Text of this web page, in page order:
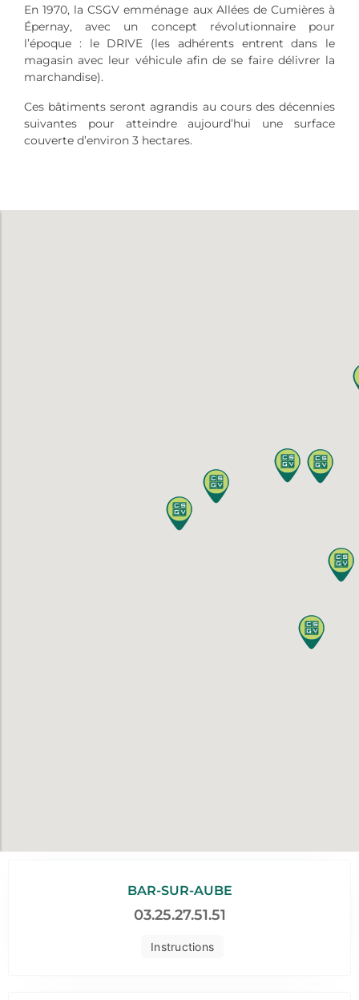
En 1970, la CSGV emménage aux Allées de Cumières à
Épernay, avec un concept révolutionnaire pour
l’époque : le DRIVE (les adhérents entrent dans le
magasin avec leur véhicule afin de se faire délivrer la
marchandise).
Ces bâtiments seront agrandis au cours des décennies
suivantes pour atteindre aujourd’hui une surface
couverte d’environ 3 hectares.
Instructions
BAR-SUR-AUBE
03.25.27.51.51